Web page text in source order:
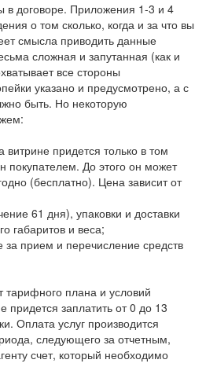
в договоре. Приложения 1-3 и 4
о том сколько, когда и за что вы
смысла приводить данные
сложная и запутанная (как и
все стороны
указано и предусмотрено, а с
быть. Но некоторую
придется только в том
покупателем. До этого он может
(бесплатно). Цена зависит от
61 дня), упаковки и доставки
габаритов и веса;
за прием и перечисление средств
тарифного плана и условий
придется заплатить от 0 до 13
Оплата услуг производится
следующего за отчетным,
счет, который необходимо